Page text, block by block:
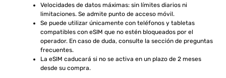
Velocidades de datos máximas: sin límites diarios ni
limitaciones. Se admite punto de acceso móvil.
Se puede utilizar únicamente con teléfonos y tabletas
compatibles con eSIM que no estén bloqueados por el
operador. En caso de duda, consulte la sección de preguntas
frecuentes.
La eSIM caducará si no se activa en un plazo de 2 meses
desde su compra.